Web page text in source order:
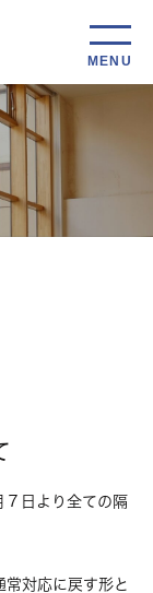
７日より全ての隔
対応に戻す形と